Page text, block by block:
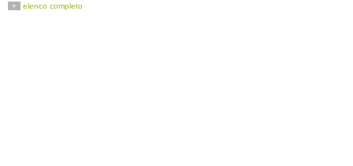
Massa Fermana
+ elenco completo